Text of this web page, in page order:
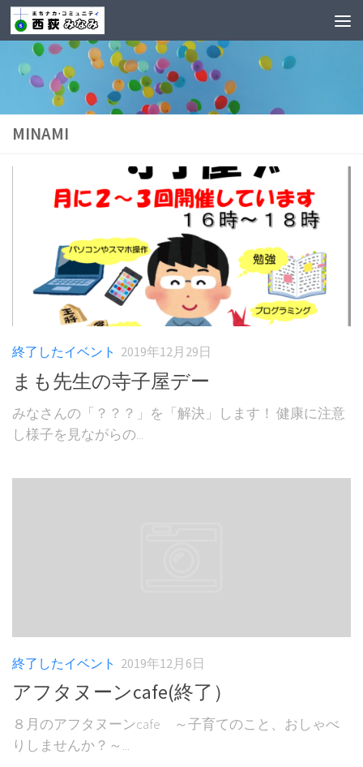
MINAMI
終了したイベント 2019年12月29日
まも先生の寺子屋デー
みなさんの「？？？」を「解決」します！ 健康に注意
し様子を見ながらの...
終了したイベント 2019年12月6日
アフタヌーンcafe(終了）
８月のアフタヌーンcafe ～子育てのこと、おしゃべ
りしませんか？～...